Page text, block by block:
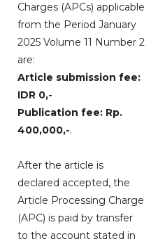
Charges (APCs) applicable
from the Period January
2025 Volume 11 Number 2
are:
Article submission fee:
IDR 0,-
Publication fee: Rp.
400,000,-.
After the article is
declared accepted, the
Article Processing Charge
(APC) is paid by transfer
to the account stated in